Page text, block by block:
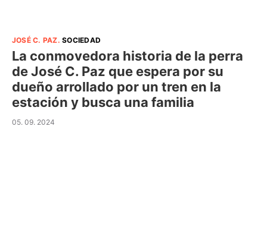
JOSÉ C. PAZ.SOCIEDAD
La conmovedora historia de la perra
de José C. Paz que espera por su
dueño arrollado por un tren en la
estación y busca una familia
05. 09. 2024